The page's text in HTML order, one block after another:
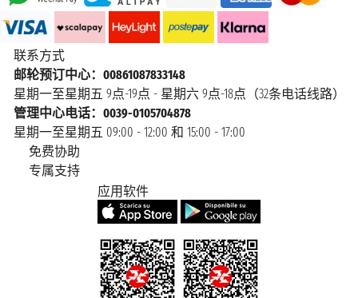
联系方式
邮轮预订中心：00861087833148
星期一至星期五 9点-19点 - 星期六 9点-18点（32条电话线路）
管理中心电话：0039-0105704878
星期一至星期五 09:00 - 12:00 和 15:00 - 17:00
免费协助
专属支持
应用软件